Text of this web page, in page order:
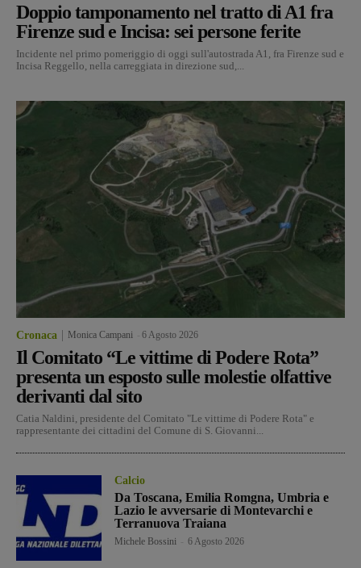
Doppio tamponamento nel tratto di A1 fra
Firenze sud e Incisa: sei persone ferite
Incidente nel primo pomeriggio di oggi sull'autostrada A1, fra Firenze sud e
Incisa Reggello, nella carreggiata in direzione sud,...
Cronaca Monica Campani 6 Agosto 2026
Il Comitato “Le vittime di Podere Rota”
presenta un esposto sulle molestie olfattive
derivanti dal sito
Catia Naldini, presidente del Comitato "Le vittime di Podere Rota" e
rappresentante dei cittadini del Comune di S. Giovanni...
Calcio
Da Toscana, Emilia Romgna, Umbria e
Lazio le avversarie di Montevarchi e
Terranuova Traiana
Michele Bossini 6 Agosto 2026